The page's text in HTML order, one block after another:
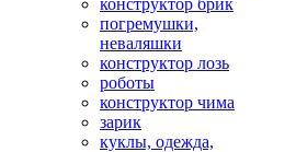
конструктор брик
погремушки,
неваляшки
конструктор лозь
роботы
конструктор чима
зарик
куклы, одежда,